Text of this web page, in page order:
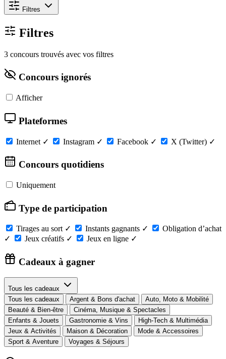
Filtres
Filtres
3 concours trouvés avec vos filtres
Concours ignorés
Afficher
Plateformes
Internet ✓ Instagram ✓ Facebook ✓ X (Twitter) ✓
Concours quotidiens
Uniquement
Type de participation
Tirages au sort ✓ Instants gagnants ✓
Obligation d’achat
✓
Jeux créatifs ✓ Jeux en ligne ✓
Cadeaux à gagner
Tous les cadeaux
Tous les cadeaux
Argent & Bons d'achat
Auto, Moto & Mobilité
Beauté & Bien-être
Cinéma, Musique & Spectacles
Enfants & Jouets
Gastronomie & Vins
High-Tech & Multimédia
Jeux & Activités
Maison & Décoration
Mode & Accessoires
Sport & Aventure
Voyages & Séjours